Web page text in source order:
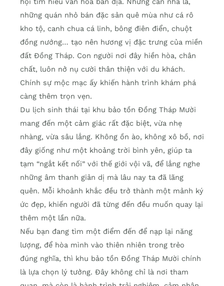
những quán nhỏ bán đặc sản quê mùa như cá rô
kho tộ, canh chua cá linh, bông điên điển, chuột
đồng nướng… tạo nên hương vị đặc trưng của miền
đất Đồng Tháp. Con người nơi đây hiền hòa, chân
chất, luôn nở nụ cười thân thiện với du khách.
Chính sự mộc mạc ấy khiến hành trình khám phá
càng thêm trọn vẹn.
Du lịch sinh thái tại khu bảo tồn Đồng Tháp Mười
mang đến một cảm giác rất đặc biệt, vừa nhẹ
nhàng, vừa sâu lắng. Không ồn ào, không xô bồ, nơi
đây giống như một khoảng trời bình yên, giúp ta
tạm “ngắt kết nối” với thế giới vội vã, để lắng nghe
những âm thanh giản dị mà lâu nay ta đã lãng
quên. Mỗi khoảnh khắc đều trở thành một mảnh ký
ức đẹp, khiến người đã từng đến đều muốn quay lại
thêm một lần nữa.
Nếu bạn đang tìm một điểm đến để nạp lại năng
lượng, để hòa mình vào thiên nhiên trong trẻo
đúng nghĩa, thì khu bảo tồn Đồng Tháp Mười chính
là lựa chọn lý tưởng. Đây không chỉ là nơi tham